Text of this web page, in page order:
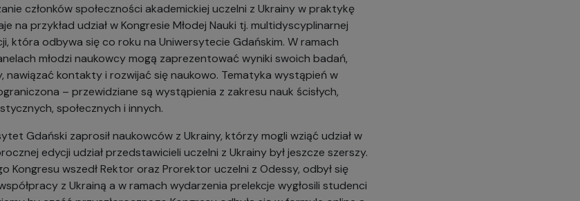
członków społeczności akademickiej uczelni z Ukrainy w praktykę
na przykład udział w Kongresie Młodej Nauki tj. multidyscyplinarnej
która odbywa się co roku na Uniwersytecie Gdańskim. W ramach
młodzi naukowcy mogą zaprezentować wyniki swoich badań,
kontakty i rozwijać się naukowo. Tematyka wystąpień w
– przewidziane są wystąpienia z zakresu nauk ścisłych,
społecznych i innych.
Gdański zaprosił naukowców z Ukrainy, którzy mogli wziąć udział w
edycji udział przedstawicieli uczelni z Ukrainy był jeszcze szerszy.
Kongresu wszedł Rektor oraz Prorektor uczelni z Odessy, odbył się
z Ukrainą a w ramach wydarzenia prelekcje wygłosili studenci